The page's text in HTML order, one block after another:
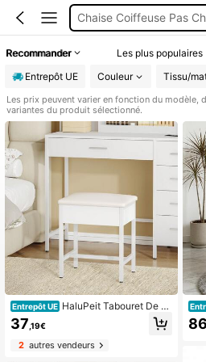
Pouf
Recommander Les plus populaires
Entrepôt UE
Couleur Tissu/
Les prix peuvent varier en fonction du modèle,
variantes du produit sélectionné.
Entrepôt UE HaluPeit Tabouret De C
oiffeuse, e Pieds De Salon, Banc De
Chambre, Tabouret De Coiffeuse R
embourré, IdéAl pour Le Dressing, L
a Chambre à Coucher Ou L'EntréE,
37 ,19€
2autres vendeurs
n
86